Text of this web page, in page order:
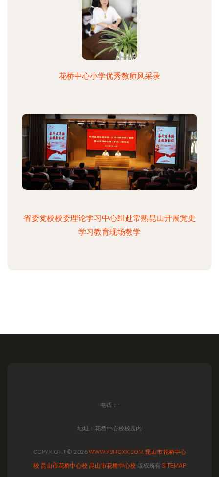
花桥中心小学优秀教师风采录
省委党校校委理论学习中心组赴常熟昆山开展党史
学习教育现场教学
电话：-
地址：花桥中心校校园内
COPYRIGHT © 2026 WWW.KSHQXX.COM 昆山市花桥中心
校 昆山市花桥中心校 昆山市花桥中心校版权所有 SITEMAP